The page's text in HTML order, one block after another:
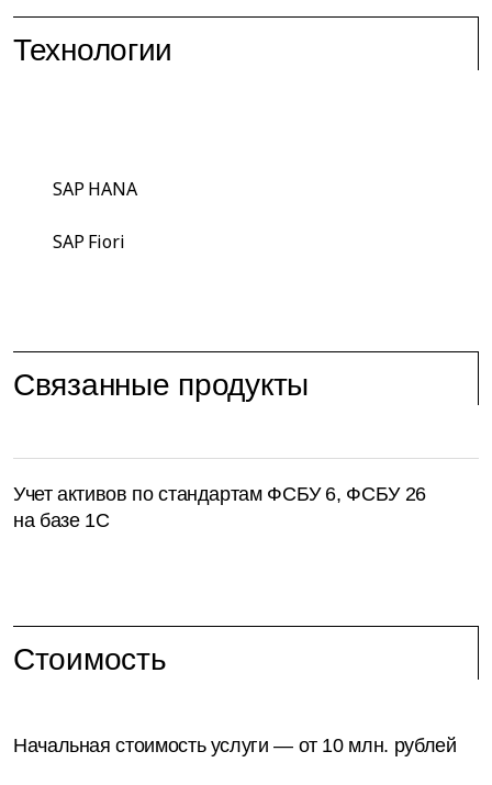
Технологии
SAP HANA
SAP Fiori
Связанные продукты
Учет активов по стандартам ФСБУ 6, ФСБУ 26
на базе 1C
Стоимость
Начальная стоимость услуги — от 10 млн. рублей